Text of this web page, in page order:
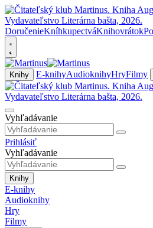
DoručenieKníhkupectváKnihovrátok
Knihy E-knihyAudioknihyHryFilmy
Vyhľadávanie
Prihlásiť
Vyhľadávanie
Knihy
E-knihy
Audioknihy
Hry
Filmy